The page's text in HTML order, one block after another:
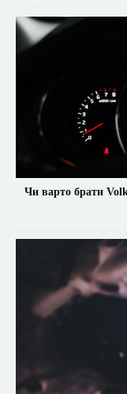
Чи варто брати